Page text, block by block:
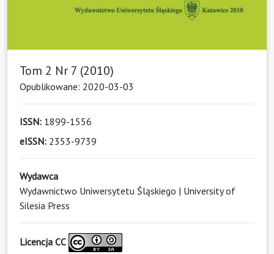
Tom 2 Nr 7 (2010)
Opublikowane: 2020-03-03
ISSN: 1899-1556
eISSN: 2353-9739
Wydawca
Wydawnictwo Uniwersytetu Śląskiego | University of
Silesia Press
Licencja CC